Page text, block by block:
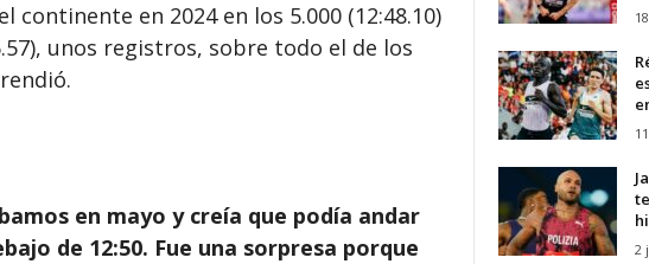
en 2024 en los 5.000 (12:48.10)
unos registros, sobre todo el de los
en mayo y creía que podía andar
de 12:50. Fue una sorpresa porque
2